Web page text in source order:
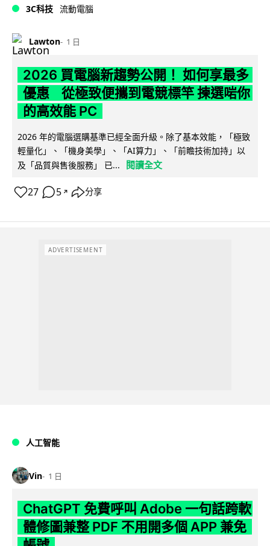
3C科技 流動電腦
Lawton 1 日
2026 買電腦新趨勢公開！ 如何享最多
優惠 從極致便攜到電競標竿 揀選啱你
的高效能 PC
2026 年的電腦選購基準已經全面升級。除了基本效能，「極致
輕量化」、「機身美學」、「AI算力」、「前瞻技術加持」以
及「品質與售後服務」 已...
閱讀全文
27 5 ↗ 分享
ADVERTISEMENT
人工智能
Vin 1 日
ChatGPT 免費呼叫 Adobe 一句話跨軟
體修圖兼整 PDF 不用開多個 APP 兼免